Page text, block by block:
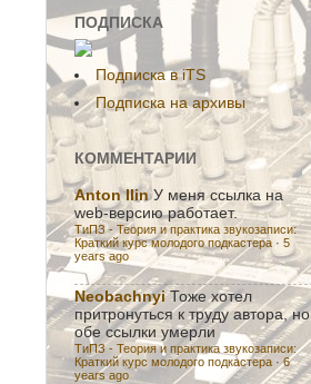
ПОДПИСКА
Подписка в iTS
Подписка на архивы
КОММЕНТАРИИ
Anton Ilin У меня ссылка на
web-версию работает.
ТиПЗ - Теория и практика звукозаписи:
Краткий курс молодого подкастера · 5
years ago
Neobachnyi Тоже хотел
притронуться к труду автора, но
обе ссылки умерли
ТиПЗ - Теория и практика звукозаписи:
Краткий курс молодого подкастера ·6
years ago